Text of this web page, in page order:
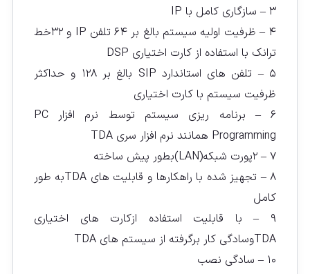
۳ – سازگاری کامل با IP
۴ – ظرفیت اولیه سیستم بالغ بر ۶۴ تلفن IP و ۳۲خط
ترانک با استفاده از کارت اختیاری DSP
۵ – تلفن های استاندارد SIP بالغ بر ۱۲۸ و حداکثر
ظرفیت سیستم با کارت اختیاری
۶ – برنامه ریزی سیستم توسط نرم افزار PC
Programming همانند نرم افزار سری TDA
۷ – ۲پورت شبکه(LAN)بطور پیش ساخته
۸ – تجهیز شده با راهکارها و قابلیت های TDAبه طور
کامل
۹ – با قابلیت استفاده ازکارت های اختیاری
TDAوسادگی کار برگرفته از سیستم های TDA
۱۰ – سادگی نصب